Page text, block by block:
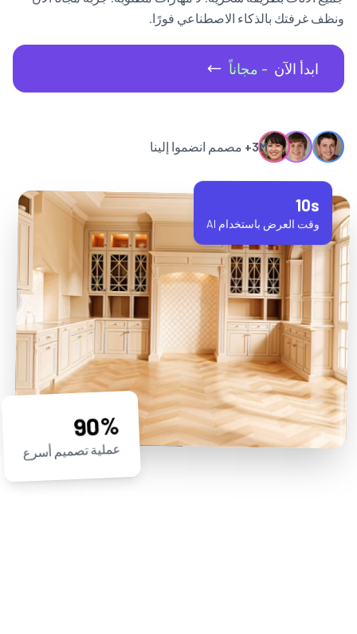
ونظف غرفتك بالذكاء الاصطناعي فورًا.
ابدأ الآن - مجاناً
3M+ مصمم انضموا إلينا
90%
عملية تصميم أسرع
10s
وقت العرض باستخدام AI